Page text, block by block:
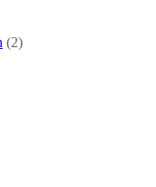
(2)